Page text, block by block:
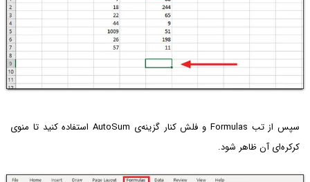
سپس از تب Formulas و فلش کنار گزینه‌ی AutoSum استفاده کنید تا منوی
کرکره‌ای آن ظاهر شود.